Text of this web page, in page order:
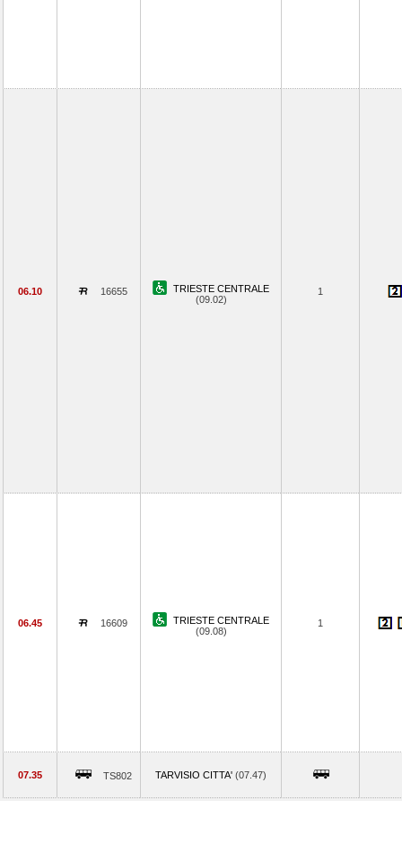
06.10 16655
TRIESTE CENTRALE
(09.02)
1
06.45 16609
TRIESTE CENTRALE
(09.08)
1
07.35 TS802 TARVISIO CITTA' (07.47)